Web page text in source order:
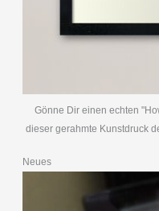
Gönne Dir einen echten
dieser gerahmte Kunstdruck
Neues